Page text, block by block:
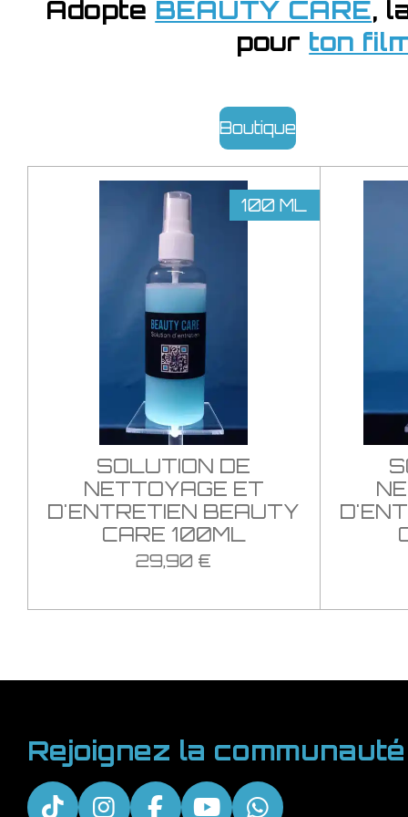
Adopte BEAUTY CARE,
pour ton
Boutique
100 ML
SOLUTION DE
NETTOYAGE ET
D'ENTRETIEN BEAUTY
CARE 100ML
29,90 €
Rejoignez la communauté